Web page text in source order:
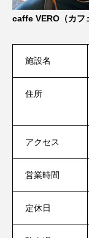
caffe VERO（カフ
施設名
住所
アクセス
営業時間
定休日